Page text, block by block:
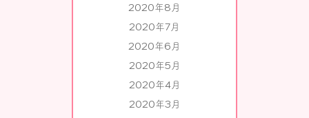
2020年8月
2020年7月
2020年6月
2020年5月
2020年4月
2020年3月